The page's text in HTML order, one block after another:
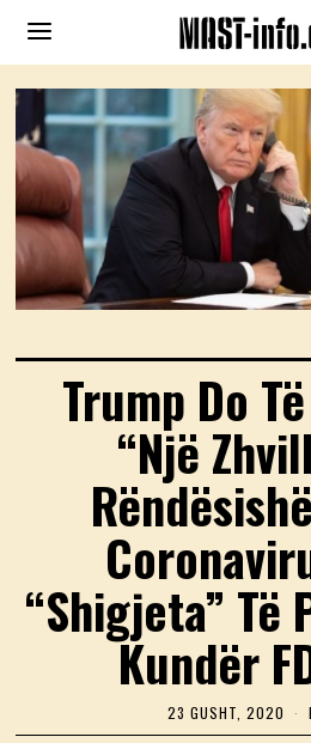
Trump Do
“Një
“Shigjeta”
Kundër
23 GUSHT, 2020
3